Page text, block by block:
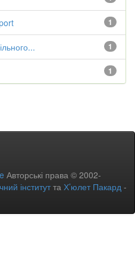
1
1
1
Авторські права © 2002-
інститутта Х’юлет Пакард -